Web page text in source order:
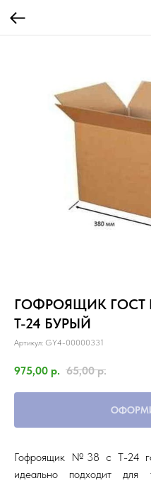
ГОФРОЯЩИК ГОСТ
Т-24 БУРЫЙ
Артикул: GY4-00000331
975,00 р. 65,00 р.
Гофроящик №38 с Т-24
идеально подходит для